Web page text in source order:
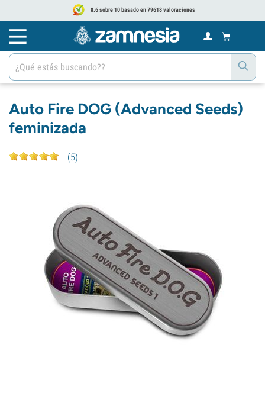
8.6 sobre 10 basado en 79618 valoraciones
Auto Fire DOG (Advanced Seeds)
feminizada
(5)